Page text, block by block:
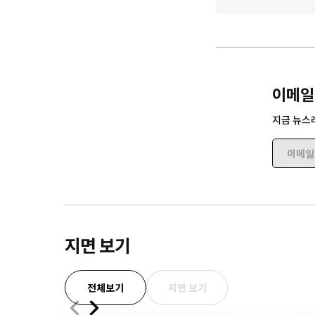
이메
지금 뉴스
이메일
지면 보기
전체보기 지면 보기